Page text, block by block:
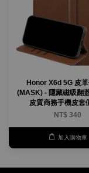
Honor X6d 5G 皮
(MASK) - 隱藏磁吸翻
皮質商務手機皮套
NT$ 340
加入購物車